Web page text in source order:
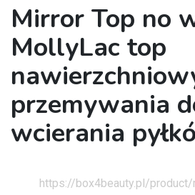
Mirror Top no
MollyLac top
przemywania
wcierania
https://box4beauty.pl/